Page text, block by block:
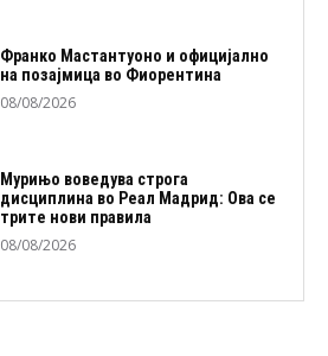
Франко Мастантуоно и официјално
на позајмица во Фиорентина
08/08/2026
Мурињо воведува строга
дисциплина во Реал Мадрид: Ова се
трите нови правила
08/08/2026